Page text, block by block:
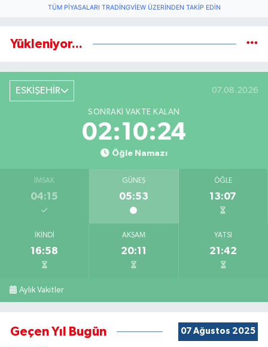
TÜM PIYASALARI TRADINGVIEW ÜZERINDEN TAKIP EDIN
Yükleniyor...
ESKİŞEHİR 07.08.2026
SONRAKI VAKTE KALAN
02:10:24
Öğle Namazı
İMSAK
04:15
GÜNEŞ
05:53
ÖĞLE
13:07
İKINDI
16:58
AKŞAM
20:11
YATSI
21:42
Aylık Vakitler
Geçen Yıl Bugün 07 Ağustos 2025